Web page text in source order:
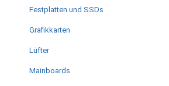
Festplatten und SSDs
Grafikkarten
Lüfter
Mainboards